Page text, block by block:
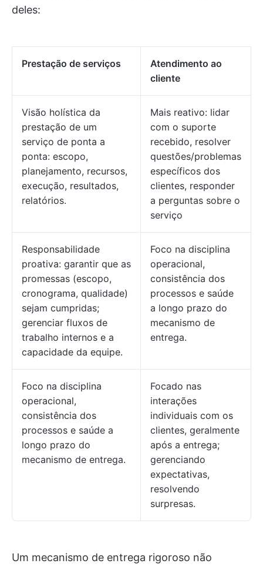
deles:
Prestação de serviços
Atendimento ao
cliente
Visão holística da
prestação de um
serviço de ponta a
ponta: escopo,
planejamento, recursos,
execução, resultados,
relatórios.
Mais reativo: lidar
com o suporte
recebido, resolver
questões/problemas
específicos dos
clientes, responder
a perguntas sobre o
serviço
Responsabilidade
proativa: garantir que as
promessas (escopo,
cronograma, qualidade)
sejam cumpridas;
gerenciar fluxos de
trabalho internos e a
capacidade da equipe.
Foco na disciplina
operacional,
consistência dos
processos e saúde
a longo prazo do
mecanismo de
entrega.
Foco na disciplina
operacional,
consistência dos
processos e saúde a
longo prazo do
mecanismo de entrega.
Focado nas
interações
individuais com os
clientes, geralmente
após a entrega;
gerenciando
expectativas,
resolvendo
surpresas.
Um mecanismo de entrega rigoroso não